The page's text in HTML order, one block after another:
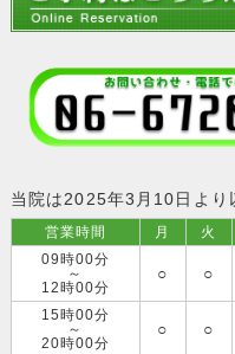
当院は2025年3月10日より
営業時間 月 火
09時00分
～
12時00分
○ ○
15時00分
～
20時00分
○ ○